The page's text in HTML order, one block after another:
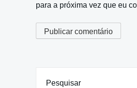
para a próxima vez que eu
Pesquisar